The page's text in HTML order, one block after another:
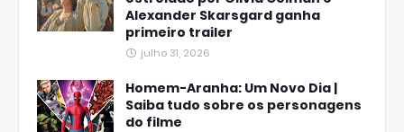
Alexander Skarsgard ganha
primeiro trailer
julho 31, 2026
Homem-Aranha: Um Novo Dia |
Saiba tudo sobre os personagens
do filme